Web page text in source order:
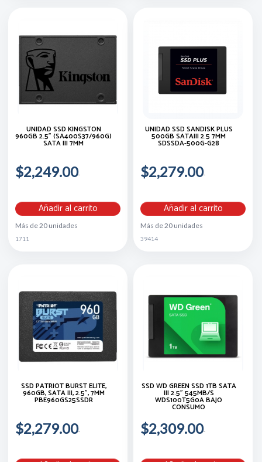
UNIDAD SSD KINGSTON
960GB 2.5" (SA400S37/960G)
SATA III 7MM
$2,249.00
Añadir al carrito
Más de 20 unidades
1711
UNIDAD SSD SANDISK PLUS
500GB SATAIII 2.5 7MM
SDSSDA-500G-G28
$2,279.00
Añadir al carrito
Más de 20 unidades
39414
SSD PATRIOT BURST ELITE,
960GB, SATA III, 2.5", 7MM
PBE960GS25SSDR
$2,279.00
SSD WD GREEN SSD 1TB SATA
III 2.5” 545MB/S
WDS100T5G0A BAJO
CONSUMO
$2,309.00